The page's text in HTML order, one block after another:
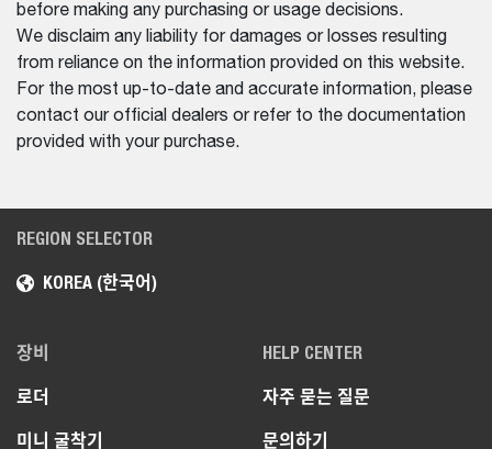
before making any purchasing or usage decisions.
We disclaim any liability for damages or losses resulting
from reliance on the information provided on this website.
For the most up-to-date and accurate information, please
contact our official dealers or refer to the documentation
provided with your purchase.
REGION SELECTOR
KOREA (한국어)
장비
로더
미니 굴착기
HELP CENTER
자주 묻는 질문
문의하기